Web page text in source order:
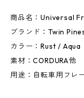
商品名：Universal
ブランド：Twin
カラー：Rust / Aqua
素材：CORDURA他
用途：自転車用フレ